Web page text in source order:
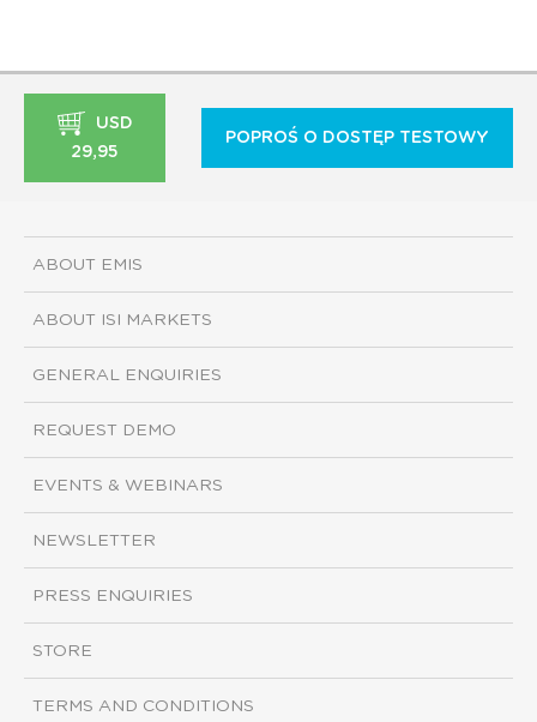
USD
29,95
POPROŚ O DOSTĘP TESTOWY
ABOUT EMIS
ABOUT ISI MARKETS
GENERAL ENQUIRIES
REQUEST DEMO
EVENTS & WEBINARS
NEWSLETTER
PRESS ENQUIRIES
STORE
TERMS AND CONDITIONS